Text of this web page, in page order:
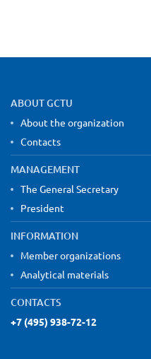
Site map and
ABOUT GCTU
About the organization
Contacts
MANAGEMENT
The General Secretary
President
INFORMATION
Member organizations
Analytical materials
CONTACTS
+7 (495) 938-72-12